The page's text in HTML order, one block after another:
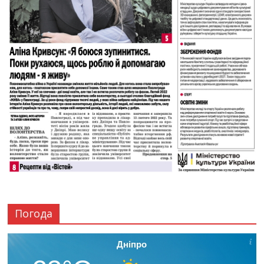
Погода
Дніпро